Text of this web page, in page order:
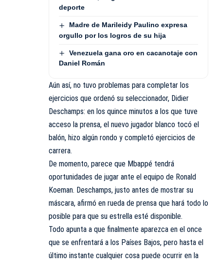
deporte
Madre de Marileidy Paulino expresa
orgullo por los logros de su hija
Venezuela gana oro en cacanotaje con
Daniel Román
Aún así, no tuvo problemas para completar los
ejercicios que ordenó su seleccionador, Didier
Deschamps: en los quince minutos a los que tuve
acceso la prensa, el nuevo jugador blanco tocó el
balón, hizo algún rondo y completó ejercicios de
carrera.
De momento, parece que Mbappé tendrá
oportunidades de jugar ante el equipo de Ronald
Koeman. Deschamps, justo antes de mostrar su
máscara, afirmó en rueda de prensa que hará todo lo
posible para que su estrella esté disponible.
Todo apunta a que finalmente aparezca en el once
que se enfrentará a los Países Bajos, pero hasta el
último instante cualquier cosa puede ocurrir en la